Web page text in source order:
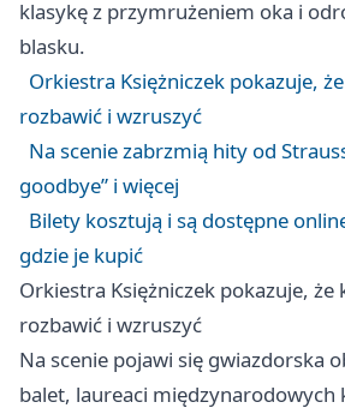
klasykę z przymrużeniem oka i
blasku.
Orkiestra Księżniczek pokazuje,
rozbawić i wzruszyć
Na scenie zabrzmią hity od
goodbye” i więcej
Bilety kosztują i są dostępne
gdzie je kupić
Orkiestra Księżniczek pokazuje,
rozbawić i wzruszyć
Na scenie pojawi się gwiazdorska
balet, laureaci międzynarodowych